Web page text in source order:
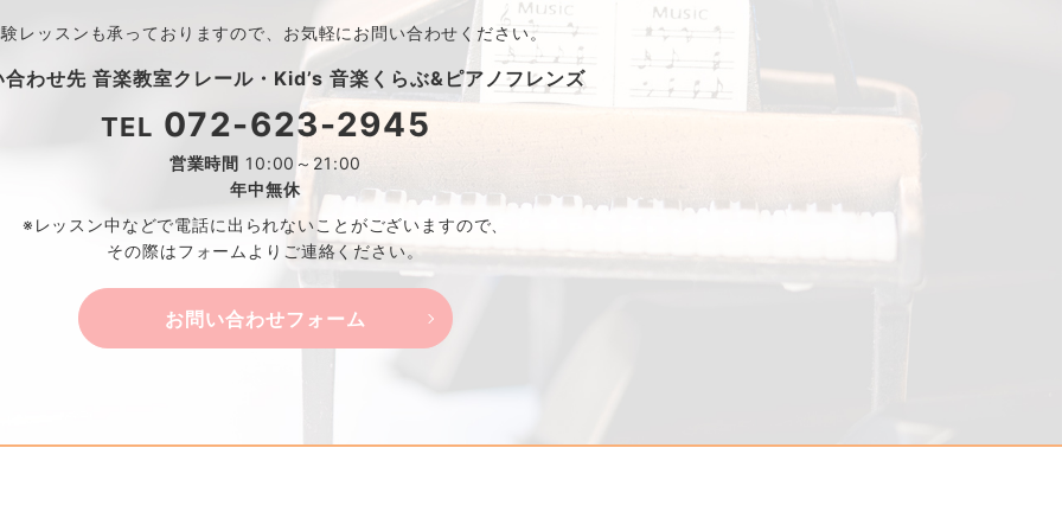
レッスンも承っておりますので、 お気軽にお問い合わせください。
合わせ先 音楽教室クレール・ Kid’s 音楽くらぶ&ピアノフレンズ
TEL 072-623-2945
営業時間 10:00～21:00
年中無休
※レッスン中などで電話に出られないことがございますので、
その際はフォームよりご連絡ください。
お問い合わせフォーム